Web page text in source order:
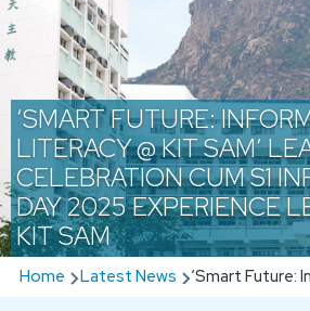
‘SMART FUTURE:
LITERACY @ KIT SAM’
CELEBRATION CUM S1
DAY 2025 EXPERIENCE
KIT SAM
Breadcrumb
Home Latest News ‘Smart Future: